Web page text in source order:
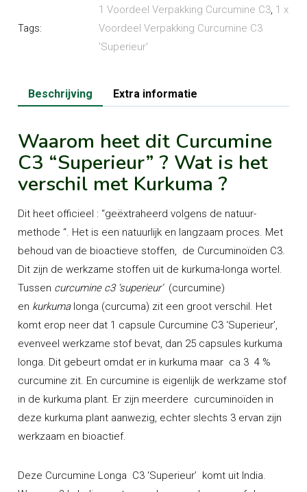
Tags:
1 Voordeel Verpakking Curcumine C3 1 x
Voordeel Verpakking Curcumine C3
'Superieur'
Beschrijving Extra informatie
Waarom heet dit Curcumine
C3 “Superieur” ? Wat is het
verschil met Kurkuma ?
Dit heet officieel : “geëxtraheerd volgens de natuur-
methode “. Het is een natuurlijk en langzaam proces. Met
behoud van de bioactieve stoffen, de Curcuminoïden C3.
Dit zijn de werkzame stoffen uit de kurkuma-longa wortel.
Tussen curcumine c3 ‘superieur’ (curcumine)
en kurkumalonga (curcuma) zit een groot verschil. Het
komt erop neer dat 1 capsule Curcumine C3 ‘Superieur’,
evenveel werkzame stof bevat, dan 25 capsules kurkuma
longa. Dit gebeurt omdat er in kurkuma maar ca 3 4 %
curcumine zit. En curcumine is eigenlijk de werkzame stof
in de kurkuma plant. Er zijn meerdere curcuminoïden in
deze kurkuma plant aanwezig, echter slechts 3 ervan zijn
werkzaam en bioactief.
Deze Curcumine Longa C3 ‘Superieur’ komt uit India.